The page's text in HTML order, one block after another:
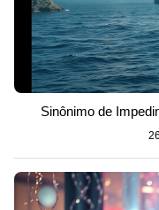
Sinônimo de